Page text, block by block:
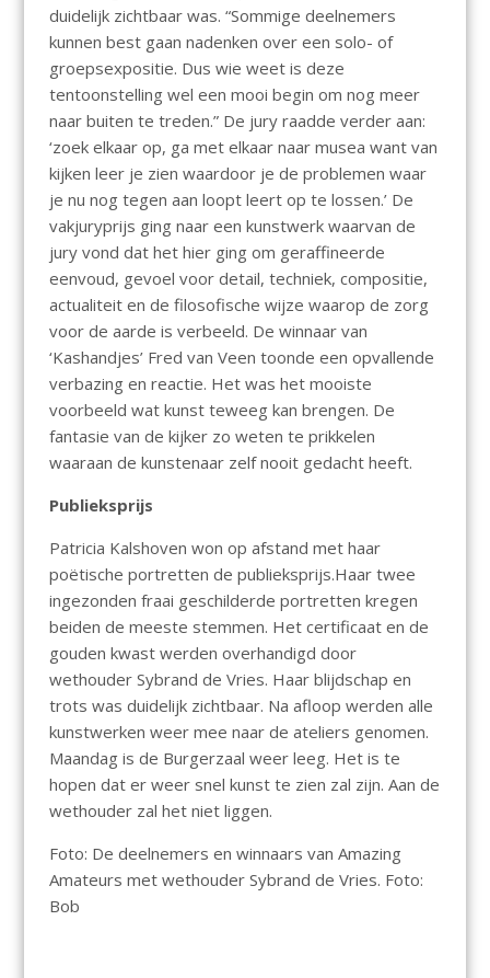
duidelijk zichtbaar was. “Sommige deelnemers
kunnen best gaan nadenken over een solo- of
groepsexpositie. Dus wie weet is deze
tentoonstelling wel een mooi begin om nog meer
naar buiten te treden.” De jury raadde verder aan:
‘zoek elkaar op, ga met elkaar naar musea want van
kijken leer je zien waardoor je de problemen waar
je nu nog tegen aan loopt leert op te lossen.’ De
vakjuryprijs ging naar een kunstwerk waarvan de
jury vond dat het hier ging om geraffineerde
eenvoud, gevoel voor detail, techniek, compositie,
actualiteit en de filosofische wijze waarop de zorg
voor de aarde is verbeeld. De winnaar van
‘Kashandjes’ Fred van Veen toonde een opvallende
verbazing en reactie. Het was het mooiste
voorbeeld wat kunst teweeg kan brengen. De
fantasie van de kijker zo weten te prikkelen
waaraan de kunstenaar zelf nooit gedacht heeft.
Publieksprijs
Patricia Kalshoven won op afstand met haar
poëtische portretten de publieksprijs.Haar twee
ingezonden fraai geschilderde portretten kregen
beiden de meeste stemmen. Het certificaat en de
gouden kwast werden overhandigd door
wethouder Sybrand de Vries. Haar blijdschap en
trots was duidelijk zichtbaar. Na afloop werden alle
kunstwerken weer mee naar de ateliers genomen.
Maandag is de Burgerzaal weer leeg. Het is te
hopen dat er weer snel kunst te zien zal zijn. Aan de
wethouder zal het niet liggen.
Foto: De deelnemers en winnaars van Amazing
Amateurs met wethouder Sybrand de Vries. Foto:
Bob